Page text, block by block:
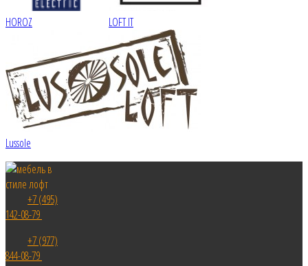
HOROZ LOFT IT
Lussole
+7 (495)
142-08-79
+7 (977)
844-08-79